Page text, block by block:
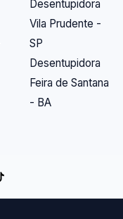
Desentupidora
Vila Prudente -
SP
Desentupidora
Feira de Santana
- BA